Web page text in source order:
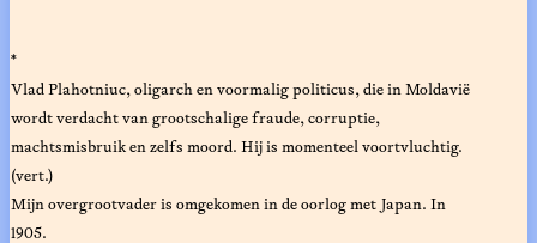
*
Vlad Plahotniuc, oligarch en voormalig politicus, die in Moldavië
wordt verdacht van grootschalige fraude, corruptie,
machtsmisbruik en zelfs moord. Hij is momenteel voortvluchtig.
(vert.)
Mijn overgrootvader is omgekomen in de oorlog met Japan. In
1905.